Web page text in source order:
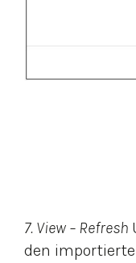
7. View – Refresh
den